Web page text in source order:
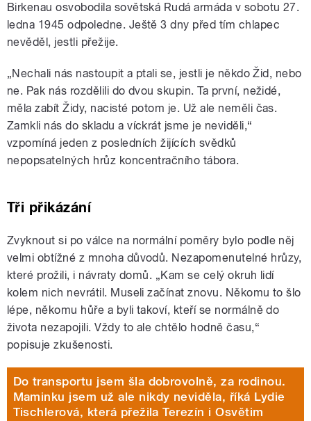
Birkenau osvobodila sovětská Rudá armáda v sobotu 27.
ledna 1945 odpoledne. Ještě 3 dny před tím chlapec
nevěděl, jestli přežije.
„Nechali nás nastoupit a ptali se, jestli je někdo Žid, nebo
ne. Pak nás rozdělili do dvou skupin. Ta první, nežidé,
měla zabít Židy, nacisté potom je. Už ale neměli čas.
Zamkli nás do skladu a víckrát jsme je neviděli,“
vzpomíná jeden z posledních žijících svědků
nepopsatelných hrůz koncentračního tábora.
Tři přikázání
Zvyknout si po válce na normální poměry bylo podle něj
velmi obtížné z mnoha důvodů. Nezapomenutelné hrůzy,
které prožili, i návraty domů. „Kam se celý okruh lidí
kolem nich nevrátil. Museli začínat znovu. Někomu to šlo
lépe, někomu hůře a byli takoví, kteří se normálně do
života nezapojili. Vždy to ale chtělo hodně času,“
popisuje zkušenosti.
Do transportu jsem šla dobrovolně, za rodinou.
Maminku jsem už ale nikdy neviděla, říká Lydie
Tischlerová, která přežila Terezín i Osvětim